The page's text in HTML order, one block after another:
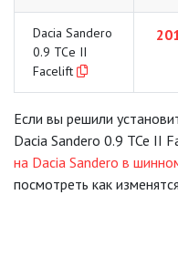
Dacia Sandero
0.9 TCe II
Facelift
Если вы решили
Dacia Sandero 0.9 TCe II
на Dacia Sandero в
посмотреть как